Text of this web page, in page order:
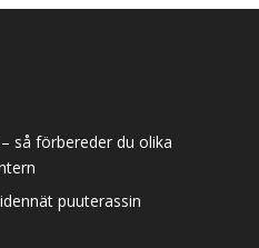
så förbereder du olika
puuterassin